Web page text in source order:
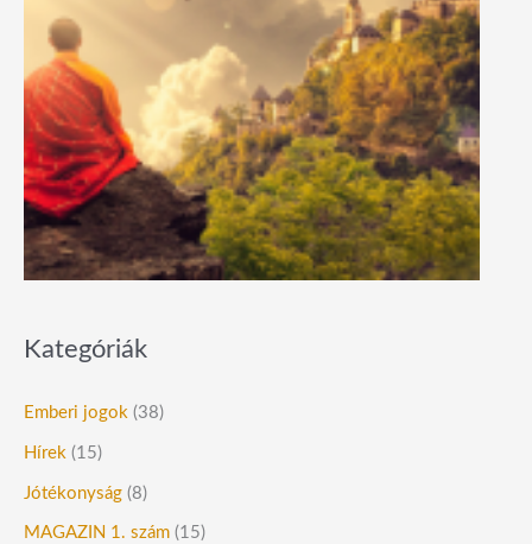
Kategóriák
Emberi jogok (38)
Hírek (15)
Jótékonyság (8)
MAGAZIN 1. szám (15)